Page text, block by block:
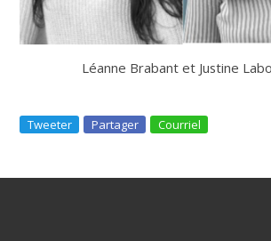
Léanne Brabant et Justine
Tweeter Partager Courriel